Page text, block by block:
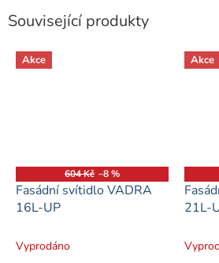
Související produkty
Akce
604 Kč –8 %
Fasádní svítidlo VADRA
16L-UP
Vyprodáno
Akce
21L-